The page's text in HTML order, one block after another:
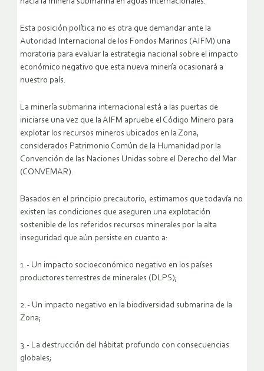
Esta posición política no es otra que demandar ante la
Autoridad Internacional de los Fondos Marinos (AIFM) una
moratoria para evaluar la estrategia nacional sobre el impacto
económico negativo que esta nueva minería ocasionará a
nuestro país.
La minería submarina internacional está a las puertas de
iniciarse una vez que la AIFM apruebe el Código Minero para
explotar los recursos mineros ubicados en la Zona,
considerados Patrimonio Común de la Humanidad por la
Convención de las Naciones Unidas sobre el Derecho del Mar
(CONVEMAR).
Basados en el principio precautorio, estimamos que todavía no
existen las condiciones que aseguren una explotación
sostenible de los referidos recursos minerales por la alta
inseguridad que aún persiste en cuanto a:
1.- Un impacto socioeconómico negativo en los países
productores terrestres de minerales (DLPS);
2.- Un impacto negativo en la biodiversidad submarina de la
Zona;
3.- La destrucción del hábitat profundo con consecuencias
globales;